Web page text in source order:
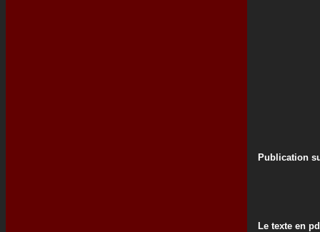
Publication
Le texte en